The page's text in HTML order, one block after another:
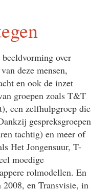
over
deze mensen,
en ook de inzet
groepen zoals T&T
een zelfhulpgroep die
gespreksgroepen
tachtig) en meer of
Het Jongensuur, T-
moedige
rolmodellen. En
en Transvisie, in